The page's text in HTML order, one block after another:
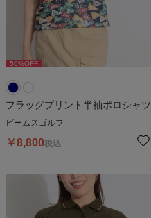
50%OFF
フラッグプリント半袖ポロシャツ
ビームスゴルフ
￥8,800税込